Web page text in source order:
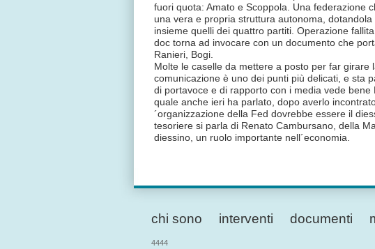
fuori quota: Amato e Scoppola. Una federazione
una vera e propria struttura autonoma,
insieme quelli dei quattro partiti. Operazione
doc torna ad invocare con un documento che
Ranieri, Bogi.
Molte le caselle da mettere a posto per far
comunicazione è uno dei punti più delicati, e sta
di portavoce e di rapporto con i media vede
quale anche ieri ha parlato, dopo averlo
´organizzazione della Fed dovrebbe essere il
tesoriere si parla di Renato Cambursano, della
diessino, un ruolo importante nell´economia.
chi sono interventi documenti
4444